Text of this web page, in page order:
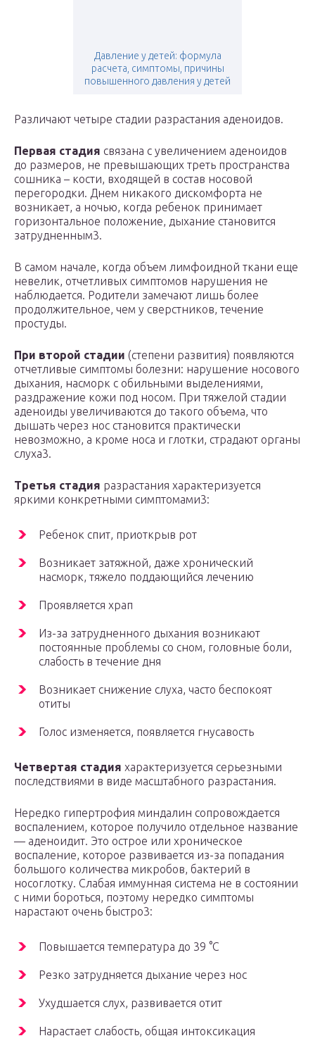
Давление у детей: формула
расчета, симптомы, причины
повышенного давления у детей
Различают четыре стадии разрастания аденоидов.
Первая стадия связана с увеличением аденоидов
до размеров, не превышающих треть пространства
сошника – кости, входящей в состав носовой
перегородки. Днем никакого дискомфорта не
возникает, а ночью, когда ребенок принимает
горизонтальное положение, дыхание становится
затрудненным3.
В самом начале, когда объем лимфоидной ткани еще
невелик, отчетливых симптомов нарушения не
наблюдается. Родители замечают лишь более
продолжительное, чем у сверстников, течение
простуды.
При второй стадии (степени развития) появляются
отчетливые симптомы болезни: нарушение носового
дыхания, насморк с обильными выделениями,
раздражение кожи под носом. При тяжелой стадии
аденоиды увеличиваются до такого объема, что
дышать через нос становится практически
невозможно, а кроме носа и глотки, страдают органы
слуха3.
Третья стадия разрастания характеризуется
яркими конкретными симптомами3:
Ребенок спит, приоткрыв рот
Возникает затяжной, даже хронический
насморк, тяжело поддающийся лечению
Проявляется храп
Из-за затрудненного дыхания возникают
постоянные проблемы со сном, головные боли,
слабость в течение дня
Возникает снижение слуха, часто беспокоят
отиты
Голос изменяется, появляется гнусавость
Четвертая стадия характеризуется серьезными
последствиями в виде масштабного разрастания.
Нередко гипертрофия миндалин сопровождается
воспалением, которое получило отдельное название
— аденоидит. Это острое или хроническое
воспаление, которое развивается из-за попадания
большого количества микробов, бактерий в
носоглотку. Слабая иммунная система не в состоянии
с ними бороться, поэтому нередко симптомы
нарастают очень быстро3:
Повышается температура до 39 °C
Резко затрудняется дыхание через нос
Ухудшается слух, развивается отит
Нарастает слабость, общая интоксикация